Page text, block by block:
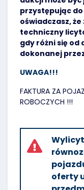
przystępując
oświadczasz,
techniczny
gdy różni się
dokonanej
UWAGA!!!
FAKTURA ZA
ROBOCZYCH !!!
oferty